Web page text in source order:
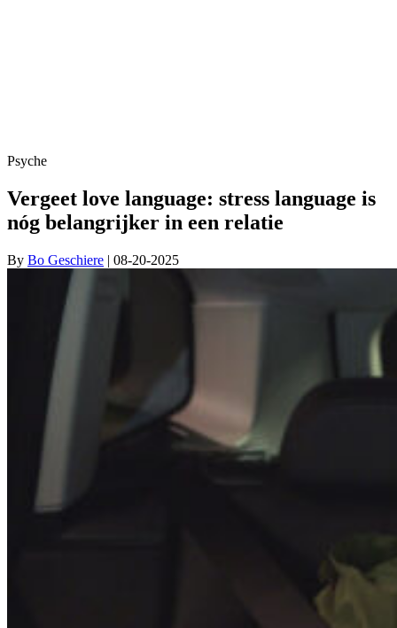
Psyche
Vergeet love language: stress language is
nóg belangrijker in een relatie
By Bo Geschiere | 08-20-2025